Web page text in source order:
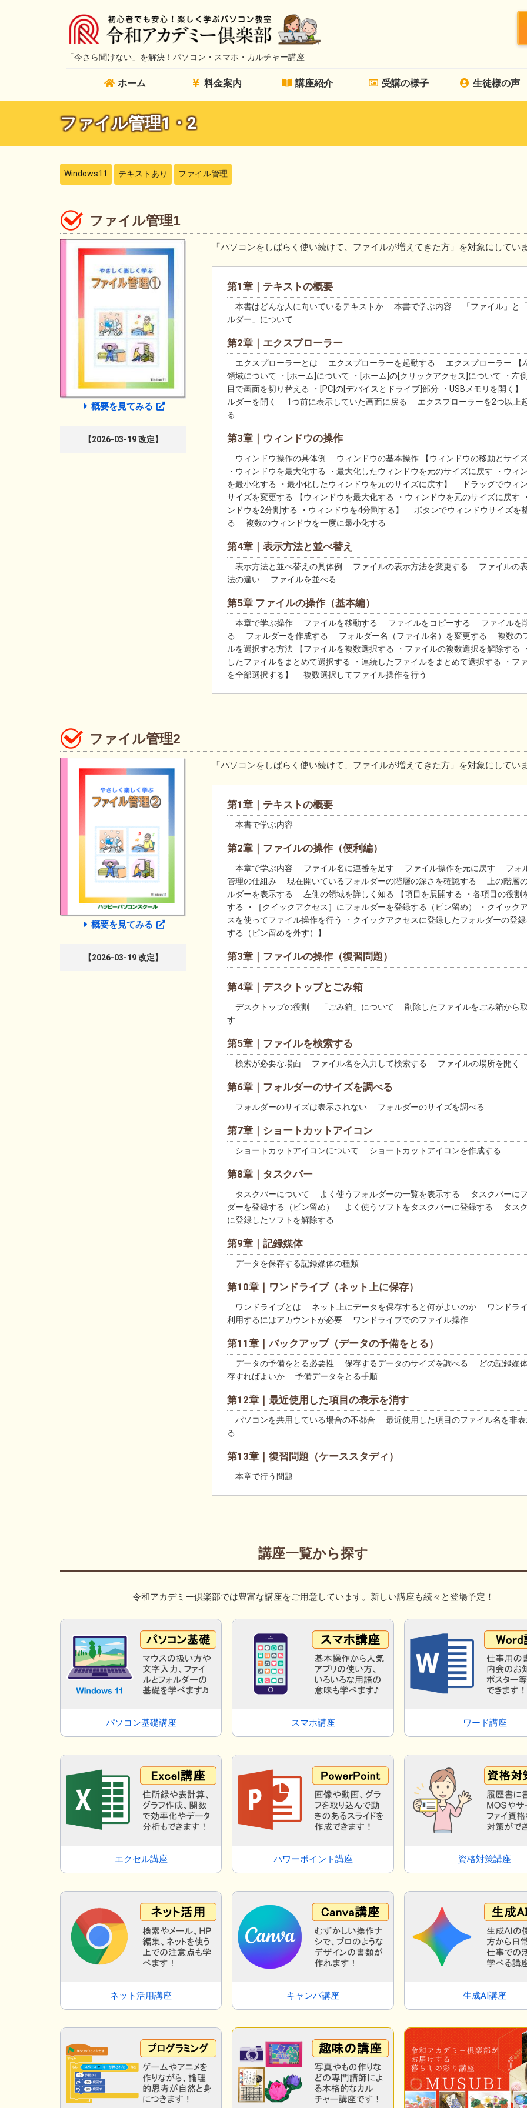
「今さら聞けない」を解決！ パソコン・スマホ・カルチャー講座
ホーム 料金案内 講座紹介 受講の様子 生徒様の声
ファイル管理1・2
Windows11 テキストあり ファイル管理
ファイル管理1
概要を見てみる
【2026-03-19 改定】
「パソコンをしばらく使い続けて、ファイルが増えてきた方」を対象にしていま
第1章｜テキストの概要
本書はどんな人に向いているテキストか 本書で学ぶ内容 「ファイル」と
ルダー」について
第2章｜エクスプローラー
エクスプローラーとは エクスプローラーを起動する エクスプローラー 【
領域について ・[ホーム]について ・[ホーム]の[クリックアクセス]について ・左
目で画面を切り替える ・[PC]の[デバイスとドライブ]部分 ・USBメモリを開く
ルダーを開く 1つ前に表示していた画面に戻る エクスプローラーを2つ以上
る
第3章｜ウィンドウの操作
ウィンドウ操作の具体例 ウィンドウの基本操作 【ウィンドウの移動とサイ
・ウィンドウを最大化する ・最大化したウィンドウを元のサイズに戻す ・ウィ
を最小化する ・最小化したウィンドウを元のサイズに戻す】 ドラッグでウィ
サイズを変更する 【ウィンドウを最大化する ・ウィンドウを元のサイズに戻す
ンドウを2分割する ・ウィンドウを4分割する】 ボタンでウィンドウサイズを
る 複数のウィンドウを一度に最小化する
第4章｜表示方法と並べ替え
表示方法と並べ替えの具体例 ファイルの表示方法を変更する ファイルの
法の違い ファイルを並べる
第5章 ファイルの操作（基本編）
本章で学ぶ操作 ファイルを移動する ファイルをコピーする ファイルを
る フォルダーを作成する フォルダー名（ファイル名）を変更する 複数の
ルを選択する方法 【ファイルを複数選択する ・ファイルの複数選択を解除する
したファイルをまとめて選択する ・連続したファイルをまとめて選択する ・フ
を全部選択する】 複数選択してファイル操作を行う
ファイル管理2
概要を見てみる
【2026-03-19 改定】
「パソコンをしばらく使い続けて、ファイルが増えてきた方」を対象にしていま
第1章｜テキストの概要
本書で学ぶ内容
第2章｜ファイルの操作（便利編）
本章で学ぶ内容 ファイル名に連番を足す ファイル操作を元に戻す フォ
管理の仕組み 現在開いているフォルダーの階層の深さを確認する 上の階層
ルダーを表示する 左側の領域を詳しく知る 【項目を展開する ・各項目の役割
する ・［クイックアクセス］にフォルダーを登録する（ピン留め） ・クイック
スを使ってファイル操作を行う ・クイックアクセスに登録したフォルダーの登
する（ピン留めを外す）】
第3章｜ファイルの操作（復習問題）
第4章｜デスクトップとごみ箱
デスクトップの役割 「ごみ箱」について 削除したファイルをごみ箱から
す
第5章｜ファイルを検索する
検索が必要な場面 ファイル名を入力して検索する ファイルの場所を開く
第6章｜フォルダーのサイズを調べる
フォルダーのサイズは表示されない フォルダーのサイズを調べる
第7章｜ショートカットアイコン
ショートカットアイコンについて ショートカットアイコンを作成する
第8章｜タスクバー
タスクバーについて よく使うフォルダーの一覧を表示する タスクバーに
ダーを登録する（ピン留め） よく使うソフトをタスクバーに登録する タス
に登録したソフトを解除する
第9章｜記録媒体
データを保存する記録媒体の種類
第10章｜ワンドライブ（ネット上に保存）
ワンドライブとは ネット上にデータを保存すると何がよいのか ワンドラ
利用するにはアカウントが必要 ワンドライブでのファイル操作
第11章｜バックアップ（データの予備をとる）
データの予備をとる必要性 保存するデータのサイズを調べる どの記録媒
存すればよいか 予備データをとる手順
第12章｜最近使用した項目の表示を消す
パソコンを共用している場合の不都合 最近使用した項目のファイル名を非表
る
第13章｜復習問題（ケーススタディ）
本章で行う問題
講座一覧から探す
令和アカデミー倶楽部では豊富な講座をご用意しています。新しい講座も続々と登場予定！
パソコン基礎講座 スマホ講座 ワード講座
エクセル講座 パワーポイント講座 資格対策講座
ネット活用講座 キャンバ講座 生成AI講座